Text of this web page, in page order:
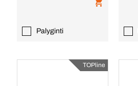
Palyginti
TOPline